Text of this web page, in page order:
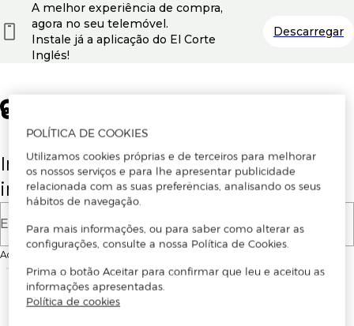
Insira o seu email para se registar ou
iniciar sessão.
E-mail
Ao continuar, aceitas as
A melhor experiência de compra,
agora no seu telemóvel.
Instale já a aplicação do El Corte
Inglés!
Descarregar
POLÍTICA DE COOKIES
Utilizamos cookies próprias e de terceiros para melhorar
os nossos serviços e para lhe apresentar publicidade
relacionada com as suas preferências, analisando os seus
hábitos de navegação.
Para mais informações, ou para saber como alterar as
configurações, consulte a nossa Política de Cookies.
Prima o botão Aceitar para confirmar que leu e aceitou as
informações apresentadas.
Política de cookies